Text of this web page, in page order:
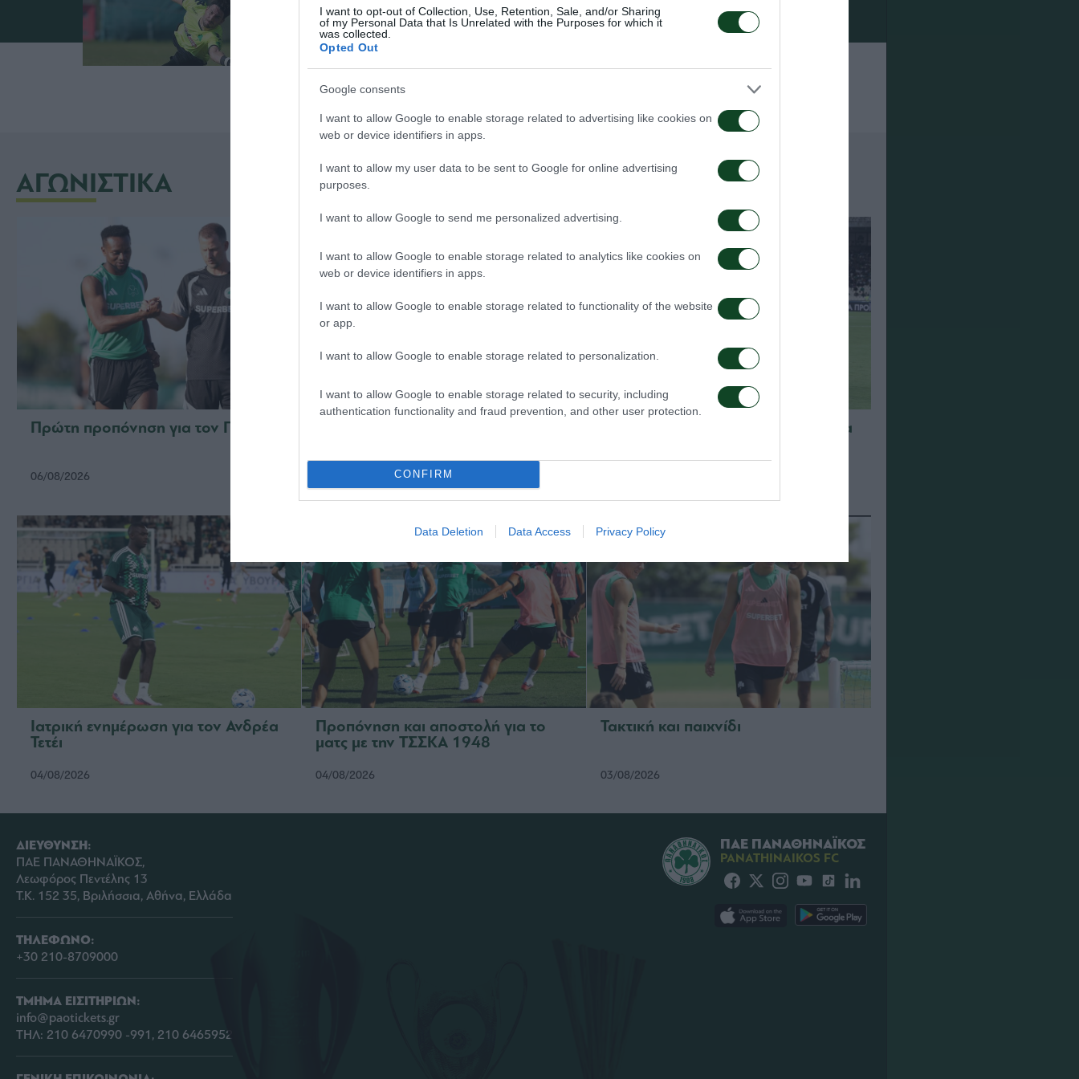
I want to opt-out of Collection, Use, Retention, Sale, and/or Sharing
of my Personal Data that Is Unrelated with the Purposes for which it
was collected.
Opted Out
Google consents
I want to allow Google to enable storage related to advertising like cookies on
web or device identifiers in apps.
I want to allow my user data to be sent to Google for online advertising
purposes.
I want to allow Google to send me personalized advertising.
I want to allow Google to enable storage related to analytics like cookies on
web or device identifiers in apps.
I want to allow Google to enable storage related to functionality of the website
or app.
I want to allow Google to enable storage related to personalization.
I want to allow Google to enable storage related to security, including
authentication functionality and fraud prevention, and other user protection.
CONFIRM
Data Deletion Data Access Privacy Policy
ΑΓΩΝΙΣΤΙΚΑ
Πρώτη προπόνηση για τον Γκαρσία
06/08/2026
Η ευρωπαϊκή λίστα για τα παιχνίδια
Ιατρική ενημέρωση για τον Ανδρέα
Τετέι
04/08/2026
Προπόνηση και αποστολή για το
ματς με την ΤΣΣΚΑ 1948
04/08/2026
Τακτική και παιχνίδι
03/08/2026
ΔΙΕΥΘΥΝΣΗ:
ΠΑΕ ΠΑΝΑΘΗΝΑΪΚΟΣ,
Λεωφόρος Πεντέλης 13
Τ.Κ. 152 35, Βριλήσσια, Αθήνα, Ελλάδα
ΤΗΛΕΦΩΝΟ:
+30 210-8709000
ΤΜΗΜΑ ΕΙΣΙΤΗΡΙΩΝ:
info@paotickets.gr
ΤΗΛ: 210 6470990 -991, 210 6465952
ΠΑΕ ΠΑΝΑΘΗΝΑΪΚΟΣ
PANATHINAIKOS FC